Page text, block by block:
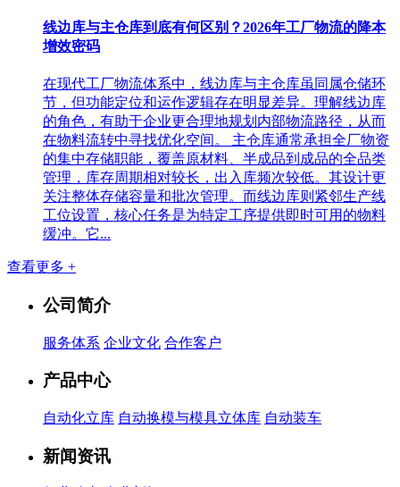
线边库与主仓库到底有何区别？2026年工厂物流的降本
增效密码
在现代工厂物流体系中，线边库与主仓库虽同属仓储环
节，但功能定位和运作逻辑存在明显差异。理解线边库
的角色，有助于企业更合理地规划内部物流路径，从而
在物料流转中寻找优化空间。 主仓库通常承担全厂物资
的集中存储职能，覆盖原材料、半成品到成品的全品类
管理，库存周期相对较长，出入库频次较低。其设计更
关注整体存储容量和批次管理。而线边库则紧邻生产线
工位设置，核心任务是为特定工序提供即时可用的物料
缓冲。它...
查看更多 +
公司简介
服务体系 企业文化 合作客户
产品中心
自动化立库 自动换模与模具立体库 自动装车
新闻资讯